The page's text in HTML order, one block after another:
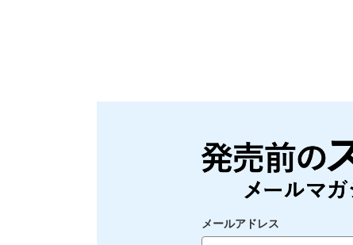
メールアドレス